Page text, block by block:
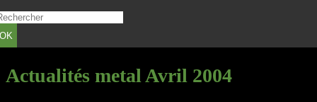
OK
Actualités metal Avril 2004